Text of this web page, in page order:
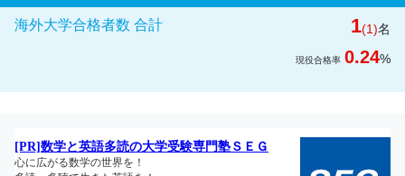
海外大学合格者数 合計 1(1)名
現役合格率 0.24%